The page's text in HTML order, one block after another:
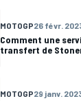
MOTOGP26 févr.
Comment une
transfert de
MOTOGP29 janv.